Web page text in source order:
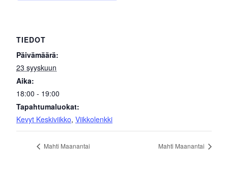
TIEDOT
Päivämäärä:
23 syyskuun
Aika:
18:00 - 19:00
Tapahtumaluokat:
Kevyt Keskiviikko, Viikkolenkki
Mahti Maanantai Mahti Maanantai